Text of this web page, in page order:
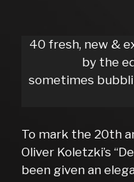
40 fresh, new &
by the
sometimes
To mark the 20th
Oliver Koletzki’s
been given an